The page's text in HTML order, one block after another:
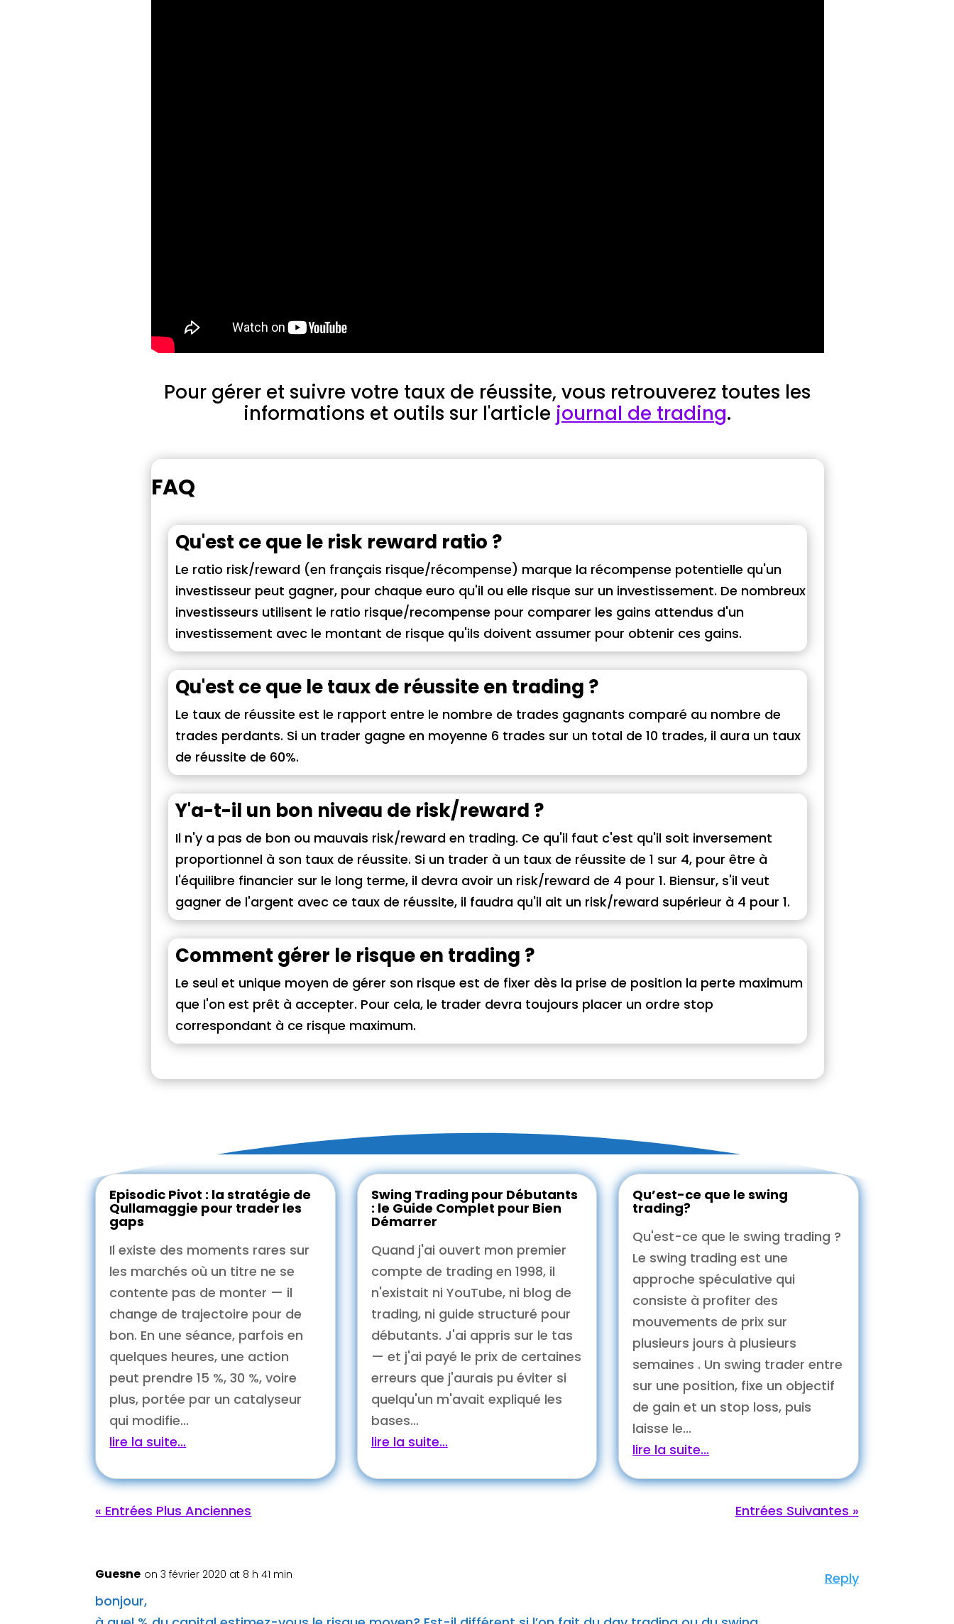
Pour gérer et suivre votre taux de réussite, vous retrouverez toutes les
informations et outils sur l'article journal de trading.
FAQ
Qu'est ce que le risk reward ratio ?
Le ratio risk/reward (en français risque/récompense) marque la récompense potentielle qu'un
investisseur peut gagner, pour chaque euro qu'il ou elle risque sur un investissement. De nombreux
investisseurs utilisent le ratio risque/recompense pour comparer les gains attendus d'un
investissement avec le montant de risque qu'ils doivent assumer pour obtenir ces gains.
Qu'est ce que le taux de réussite en trading ?
Le taux de réussite est le rapport entre le nombre de trades gagnants comparé au nombre de
trades perdants. Si un trader gagne en moyenne 6 trades sur un total de 10 trades, il aura un taux
de réussite de 60%.
Y'a-t-il un bon niveau de risk/reward ?
Il n'y a pas de bon ou mauvais risk/reward en trading. Ce qu'il faut c'est qu'il soit inversement
proportionnel à son taux de réussite. Si un trader à un taux de réussite de 1 sur 4, pour être à
l'équilibre financier sur le long terme, il devra avoir un risk/reward de 4 pour 1. Biensur, s'il veut
gagner de l'argent avec ce taux de réussite, il faudra qu'il ait un risk/reward supérieur à 4 pour 1.
Comment gérer le risque en trading ?
Le seul et unique moyen de gérer son risque est de fixer dès la prise de position la perte maximum
que l'on est prêt à accepter. Pour cela, le trader devra toujours placer un ordre stop
correspondant à ce risque maximum.
Episodic Pivot : la stratégie de
Qullamaggie pour trader les
gaps
Il existe des moments rares sur
les marchés où un titre ne se
contente pas de monter — il
change de trajectoire pour de
bon. En une séance, parfois en
quelques heures, une action
peut prendre 15 %, 30 %, voire
plus, portée par un catalyseur
qui modifie...
lire la suite...
Swing Trading pour Débutants
: le Guide Complet pour Bien
Démarrer
Quand j'ai ouvert mon premier
compte de trading en 1998, il
n'existait ni YouTube, ni blog de
trading, ni guide structuré pour
débutants. J'ai appris sur le tas
— et j'ai payé le prix de certaines
erreurs que j'aurais pu éviter si
quelqu'un m'avait expliqué les
bases...
lire la suite...
Qu’est-ce que le swing
trading?
Qu'est-ce que le swing trading ?
Le swing trading est une
approche spéculative qui
consiste à profiter des
mouvements de prix sur
plusieurs jours à plusieurs
semaines . Un swing trader entre
sur une position, fixe un objectif
de gain et un stop loss, puis
laisse le...
lire la suite...
« Entrées Plus Anciennes Entrées Suivantes »
Guesne on 3 février 2020 at 8 h 41 min
bonjour,
Reply